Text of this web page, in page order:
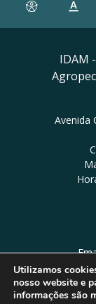
IDAM
Avenida
Utilizamos
nosso website e
informações são